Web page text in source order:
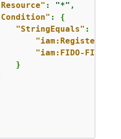
: "*" ,
: {
"StringEquals" :
"iam:FIDO-
}